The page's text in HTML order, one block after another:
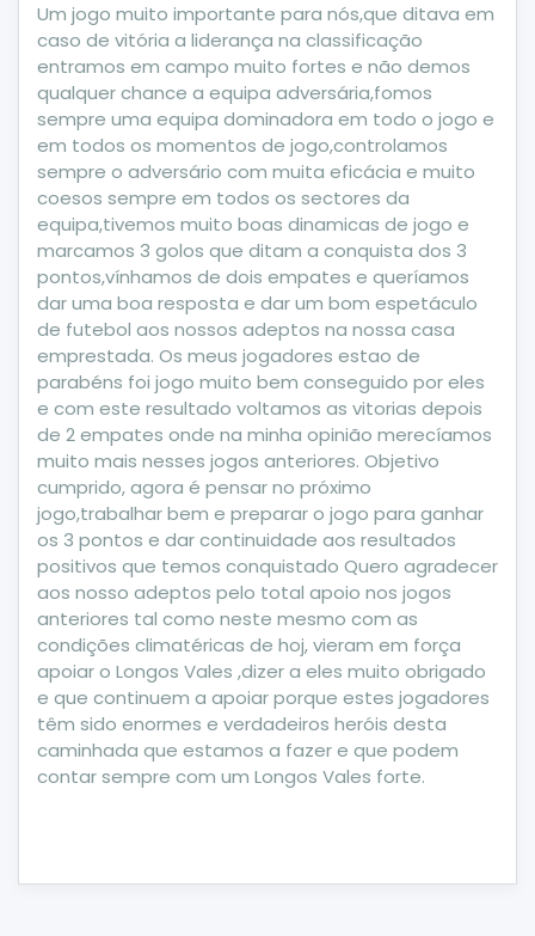
Um jogo muito importante para nós,que ditava em
caso de vitória a liderança na classificação
entramos em campo muito fortes e não demos
qualquer chance a equipa adversária,fomos
sempre uma equipa dominadora em todo o jogo e
em todos os momentos de jogo,controlamos
sempre o adversário com muita eficácia e muito
coesos sempre em todos os sectores da
equipa,tivemos muito boas dinamicas de jogo e
marcamos 3 golos que ditam a conquista dos 3
pontos,vínhamos de dois empates e queríamos
dar uma boa resposta e dar um bom espetáculo
de futebol aos nossos adeptos na nossa casa
emprestada. Os meus jogadores estao de
parabéns foi jogo muito bem conseguido por eles
e com este resultado voltamos as vitorias depois
de 2 empates onde na minha opinião merecíamos
muito mais nesses jogos anteriores. Objetivo
cumprido, agora é pensar no próximo
jogo,trabalhar bem e preparar o jogo para ganhar
os 3 pontos e dar continuidade aos resultados
positivos que temos conquistado Quero agradecer
aos nosso adeptos pelo total apoio nos jogos
anteriores tal como neste mesmo com as
condições climatéricas de hoj, vieram em força
apoiar o Longos Vales ,dizer a eles muito obrigado
e que continuem a apoiar porque estes jogadores
têm sido enormes e verdadeiros heróis desta
caminhada que estamos a fazer e que podem
contar sempre com um Longos Vales forte.